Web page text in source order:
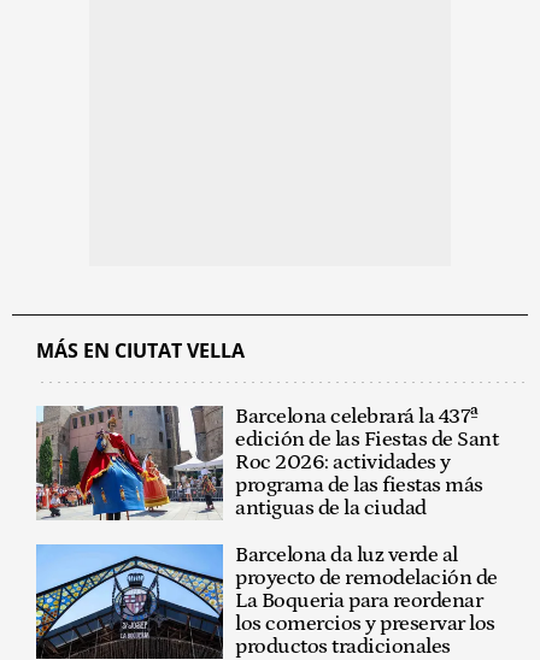
MÁS EN CIUTAT VELLA
Barcelona celebrará la 437ª
edición de las Fiestas de Sant
Roc 2026: actividades y
programa de las fiestas más
antiguas de la ciudad
Barcelona da luz verde al
proyecto de remodelación de
La Boqueria para reordenar
los comercios y preservar los
productos tradicionales